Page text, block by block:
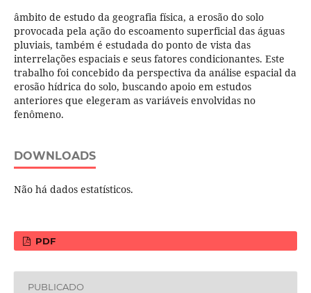
âmbito de estudo da geografia física, a erosão do solo
provocada pela ação do escoamento superficial das águas
pluviais, também é estudada do ponto de vista das
interrelações espaciais e seus fatores condicionantes. Este
trabalho foi concebido da perspectiva da análise espacial da
erosão hídrica do solo, buscando apoio em estudos
anteriores que elegeram as variáveis envolvidas no
fenômeno.
DOWNLOADS
Não há dados estatísticos.
PDF
PUBLICADO